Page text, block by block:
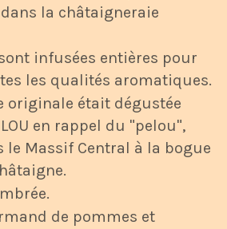
la châtaigneraie
infusées entières pour
les qualités aromatiques.
originale était dégustée
en rappel du "pelou",
le Massif Central à la bogue
de pommes et